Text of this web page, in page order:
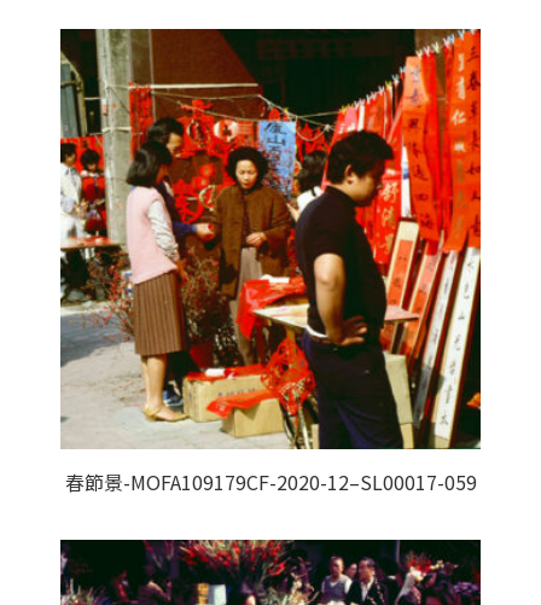
春節景-MOFA109179CF-2020-12–SL00017-059